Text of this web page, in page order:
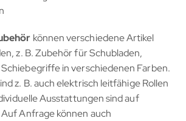
können verschiedene Artikel
z. B. Zubehör für Schubladen,
in verschiedenen Farben.
z. B. auch elektrisch leitfähige Rollen
Ausstattungen sind auf
Anfrage können auch